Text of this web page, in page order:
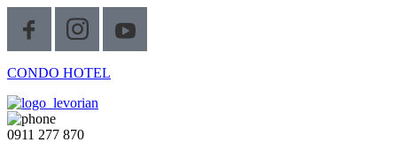
CONDO HOTEL
0911 277 870